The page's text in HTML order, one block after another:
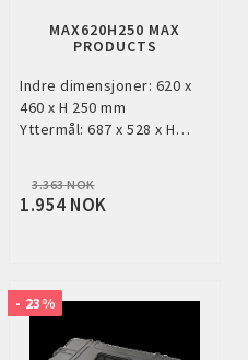
to list of favorites
MAX620H250 MAX
PRODUCTS
Indre dimensjoner: 620 x
460 x H 250 mm
Yttermål: 687 x 528 x H…
3.363 NOK
1.954 NOK
- 23%